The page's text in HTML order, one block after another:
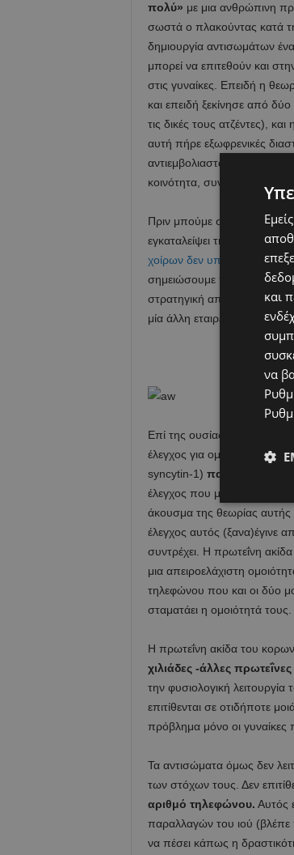
πολύ» με μια ανθρώπινη
σωστά ο πλακούντας κατά
δημιουργία αντισωμάτων
μπορεί να επιτεθούν και
στις γυναίκες. Επειδή η
και επειδή ξεκίνησε από
τις δικές τους ατζέντες),
αυτή πήρε εξωφρενικές
αντιεμβολιαστών. Η θεωρία
κοινότητα, συνεχίζει ακόμα
Πριν μπούμε στην
εγκαταλείψει την ιατρική
χοίρων δεν υπάρχει
και ότι
σημειώσουμε πως
στρατηγική απόφαση να
μία άλλη εταιρεία την
Ziarco.
Επί της ουσίας τώρα: Όταν
έλεγχος για ομοιότητες
syncytin-1) παίρνει
έλεγχος που μπορεί να τον
άκουσμα της θεωρίας
έλεγχος αυτός (ξανα)έγινε
συντρέχει. Η πρωτεΐνη
μια απειροελάχιστη
τηλεφώνου που και οι δύο
σταματάει η ομοιότητά τους.
Η πρωτεΐνη ακίδα του
χιλιάδες -άλλες
την φυσιολογική
επιτίθενται σε οτιδήποτε
πρόβλημα μόνο οι γυναίκες
Τα αντισώματα όμως δεν
των στόχων τους. Δεν
αριθμό τηλεφώνου. Αυτός
παραλλαγών του ιού
να πέσει κάπως η
και
να